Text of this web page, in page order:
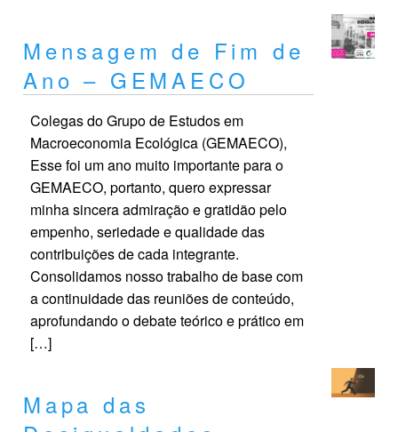
Mensagem de Fim de
Ano – GEMAECO
Colegas do Grupo de Estudos em
Macroeconomia Ecológica (GEMAECO),
Esse foi um ano muito importante para o
GEMAECO, portanto, quero expressar
minha sincera admiração e gratidão pelo
empenho, seriedade e qualidade das
contribuições de cada integrante.
Consolidamos nosso trabalho de base com
a continuidade das reuniões de conteúdo,
aprofundando o debate teórico e prático em
[…]
Mapa das